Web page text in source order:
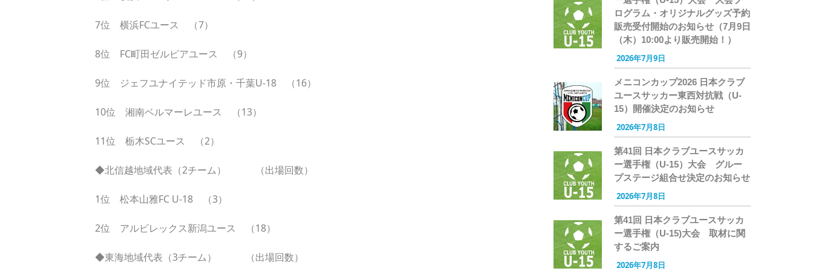
7位 横浜FCユース （7）
8位 FC町田ゼルビアユース （9）
9位 ジェフユナイテッド市原・千葉U-18 （16）
10位 湘南ベルマーレユース （13）
11位 栃木SCユース （2）
◆北信越地域代表（2チーム） （出場回数）
1位 松本山雅FC U-18 （3）
2位 アルビレックス新潟ユース （18）
◆東海地域代表（3チーム） （出場回数）
ログラム・オリジナルグッズ予約
販売受付開始のお知らせ（7月9日
（木）10:00より販売開始！）
2026年7月9日
メニコンカップ2026 日本クラブ
ユースサッカー東西対抗戦（U-
15）開催決定のお知らせ
2026年7月8日
第41回 日本クラブユースサッカ
ー選手権（U-15）大会 グルー
プステージ組合せ決定のお知らせ
2026年7月8日
第41回 日本クラブユースサッカ
ー選手権（U-15)大会 取材に関
するご案内
2026年7月8日